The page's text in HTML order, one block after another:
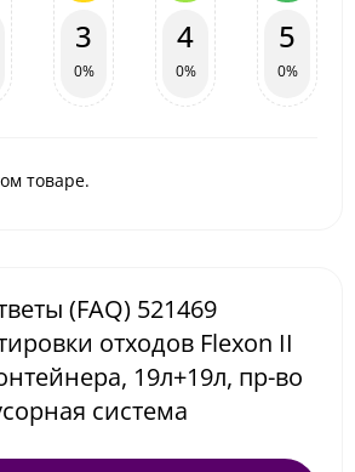
3
0%
4
0%
5
0%
товаре.
(FAQ) 521469
отходов Flexon II
19л+19л, пр-во
система